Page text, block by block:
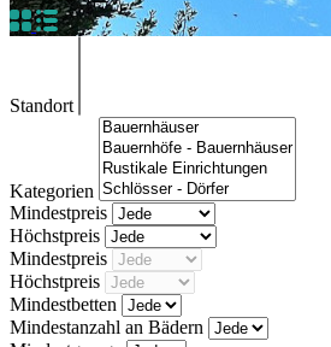
Standort
Kategorien
Mindestpreis
Höchstpreis
Mindestpreis
Höchstpreis
Mindestbetten
Mindestanzahl an Bädern